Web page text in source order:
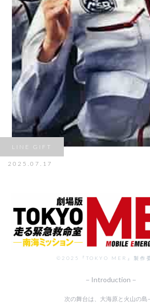
LINE GIFT
2025.07.17
©2025『TOKYO MER』製作
－Introduction－
次の舞台は、大海原と火山の